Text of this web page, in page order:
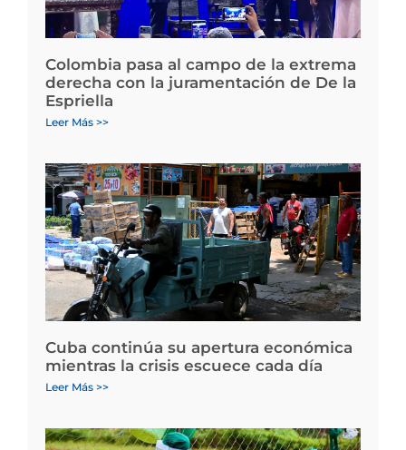
Colombia pasa al campo de la extrema
derecha con la juramentación de De la
Espriella
Leer Más >>
Cuba continúa su apertura económica
mientras la crisis escuece cada día
Leer Más >>